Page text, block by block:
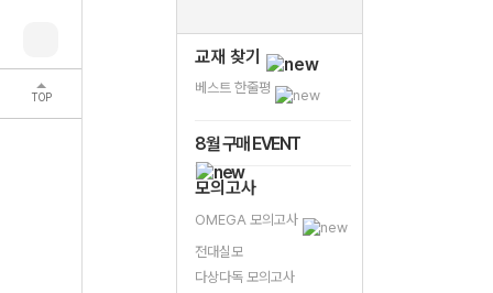
TOP
교재 찾기
베스트 한줄평
8월 구매 EVENT
모의고사
OMEGA 모의고사
전대실모
다상다독 모의고사